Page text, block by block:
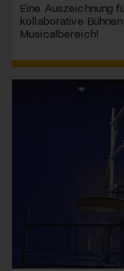
Eine Auszeichnung
kollaborative
Musicalbereich!